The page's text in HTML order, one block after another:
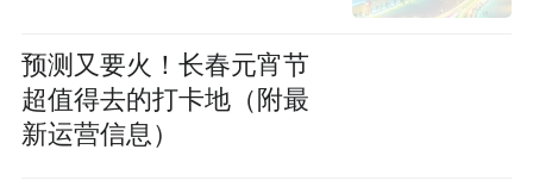
预测又要火！长春元宵节
超值得去的打卡地（附最
新运营信息）